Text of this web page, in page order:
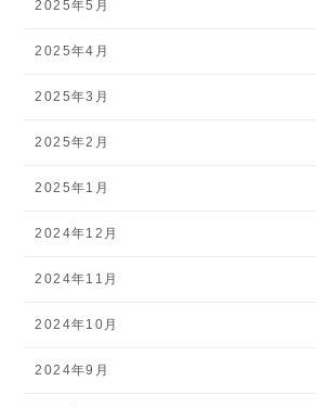
2025年5月
2025年4月
2025年3月
2025年2月
2025年1月
2024年12月
2024年11月
2024年10月
2024年9月